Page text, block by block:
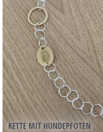
KETTE MIT HUNDEPFOTEN